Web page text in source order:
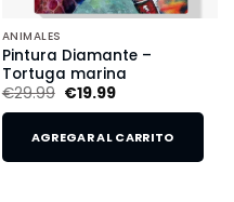
ANIMALES
Pintura Diamante –
Tortuga marina
€29.99 €19.99
AGREGAR AL CARRITO